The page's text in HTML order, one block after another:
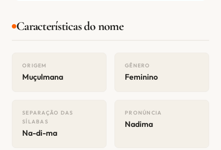
Características do nome
ORIGEM
Muçulmana
GÊNERO
Feminino
SEPARAÇÃO DAS
SÍLABAS
Na-di-ma
PRONÚNCIA
Nadima